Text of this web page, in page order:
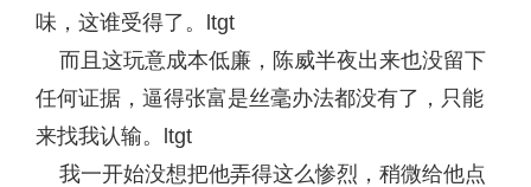
味，这谁受得了。ltgt
而且这玩意成本低廉，陈威半夜出来也没留下
任何证据，逼得张富是丝毫办法都没有了，只能
来找我认输。ltgt
我一开始没想把他弄得这么惨烈，稍微给他点